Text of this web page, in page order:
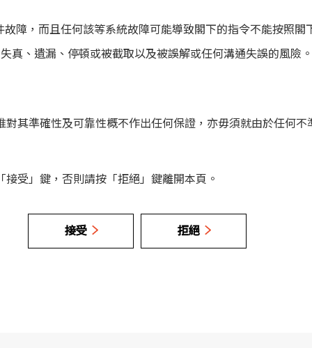
障，而且任何該等系統故障可能導致閣下的指令不能按照閣
真、遺漏、停頓或被截取以及被誤解或任何溝通失誤的風險。
其準確性及可靠性概不作出任何保證，亦毋須就由於任何
受」鍵，否則請按「拒絕」鍵離開本頁。
接受 拒絕